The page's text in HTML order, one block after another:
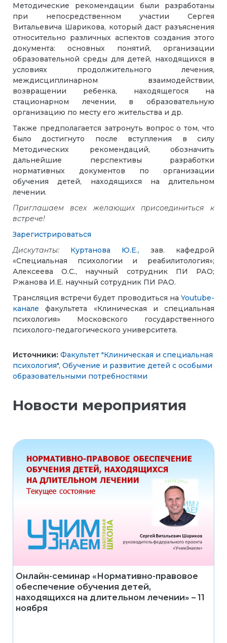
Методические рекомендации были разработаны
при непосредственном участии Сергея
Витальевича Шарикова, который даст разъяснения
относительно различных аспектов создания этого
документа: основных понятий, организации
образовательной среды для детей, находящихся в
условиях продолжительного лечения,
междисциплинарном взаимодействии,
возвращении ребенка, находящегося на
стационарном лечении, в образовательную
организацию по месту его жительства и др.
Также предполагается затронуть вопрос о том, что
было достигнуто после вступления в силу
Методических рекомендаций, обозначить
дальнейшие перспективы разработки
нормативных документов по организации
обучения детей, находящихся на длительном
лечении.
Приглашаем всех желающих присоединиться к
встрече!
Зарегистрироваться
Дискутанты: Куртанова Ю.Е., зав. кафедрой
«Специальная психологии и реабилитология»;
Алексеева О.С., научный сотрудник ПИ РАО;
Ржанова И.Е. научный сотрудник ПИ РАО.
Трансляция встречи будет проводиться на Youtube-
канале факультета «Клиническая и специальная
психология» Московского государственного
психолого-педагогического университета.
Источники: Факультет "Клиническая и специальная
психология", Обучение и развитие детей с особыми
образовательными потребностями
Новости мероприятия
Онлайн-семинар «Нормативно-правовое
обеспечение обучения детей,
находящихся на длительном лечении» – 11
ноября